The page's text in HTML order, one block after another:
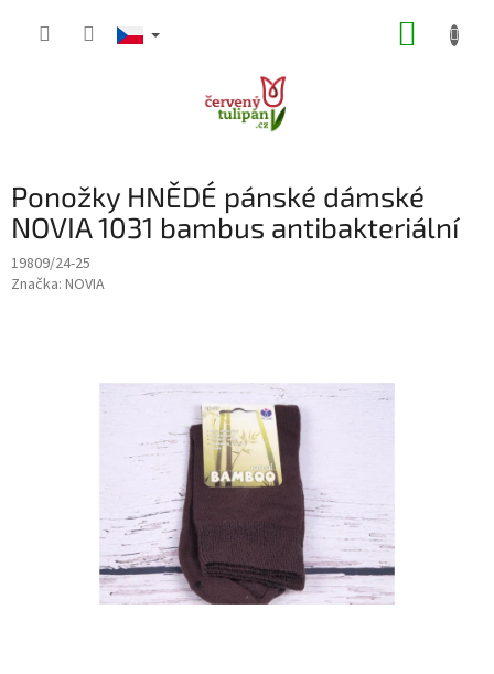
Ponožky HNĚDÉ pánské dámské
NOVIA 1031 bambus antibakteriální
19809/24-25
Značka: NOVIA